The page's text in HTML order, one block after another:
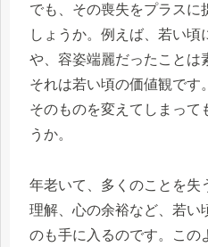
でも、その喪失をプラスに
しょうか。例えば、若い頃
や、容姿端麗だったことは
それは若い頃の価値観です
そのものを変えてしまって
うか。
年老いて、多くのことを失
理解、心の余裕など、若い
のも手に入るのです。この